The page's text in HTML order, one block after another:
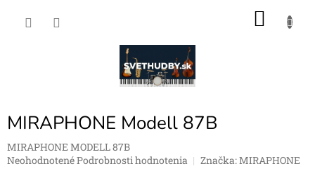
MIRAPHONE Modell 87B
MIRAPHONE MODELL 87B
Priemerné
NeohodnotenéPodrobnosti hodnotenia Značka:MIRAPHONE